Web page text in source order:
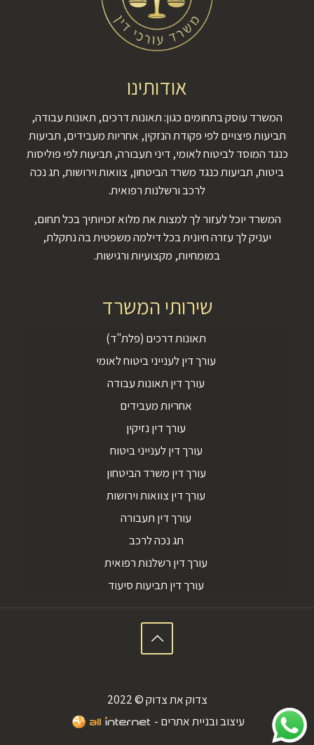
אודותינו
המשרד עוסק בתחומים כגון: תאונות דרכים, תאונות עבודה,
תביעות פיצויים לפי פקודת הנזקין, אחריות מעבידים, תביעות
כנגד המוסד לביטוח לאומי, דיני תעבורה, תביעות לפי פוליסות
ביטוח, תביעות כנגד משרד הביטחון, צוואות וירושות, תג נכה
לרכב ורשלנות רפואית.
המשרד יוכל לעזור לך למצות את מלוא זכויותיך בכל תחום,
יעניק לך עזרה חיונית בכל דילמה משפטית בה נתקלת,
במומחיות, מקצועיות ורגישות.
שירותי המשרד
תאונות דרכים (פלת"ד)
עורך דין לענייני ביטוח לאומי
עורך דין תאונות עבודה
אחריות מעבידים
עורך דין נזיקין
עורך דין לענייני ביטוח
עורך דין משרד הביטחון
עורך דין צוואות וירושות
עורך דין תעבורה
תג נכה לרכב
עורך דין רשלנות רפואית
עורך דין תביעות סיעוד
צדוק את צדוק © 2022
עיצוב ובניית אתרים -